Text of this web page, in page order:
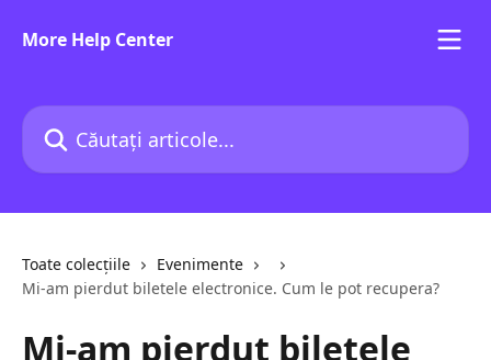
More Help Center
Căutați articole...
Toate colecțiile
Evenimente
Mi-am pierdut biletele electronice. Cum le pot recupera?
Mi-am pierdut biletele